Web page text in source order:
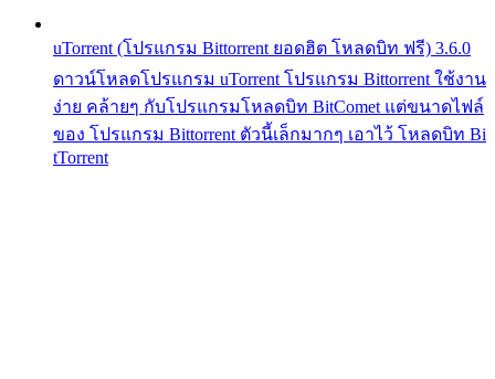
uTorrent (โปรแกรม Bittorrent ยอดฮิต โหลดบิท ฟรี) 3.6.0
ดาวน์โหลดโปรแกรม uTorrent โปรแกรม Bittorrent ใช้งาน
ง่าย คล้ายๆ กับโปรแกรมโหลดบิท BitComet แต่ขนาดไฟล์
ของ โปรแกรม Bittorrent ตัวนี้เล็กมากๆ เอาไว้ โหลดบิท Bi
tTorrent